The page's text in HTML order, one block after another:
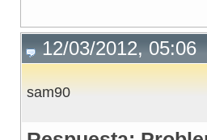
12/03/2012, 05:06
sam90